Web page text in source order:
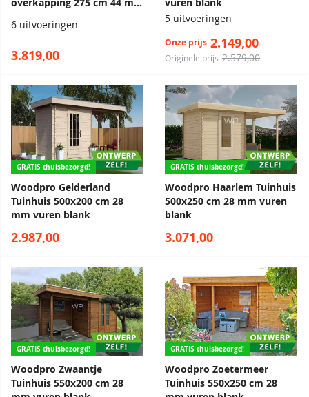
overkapping 275 cm 44 mm
6 uitvoeringen
3.819,00
vuren blank
5 uitvoeringen
Originele prijs 2.579,00
Onze prijs 2.149,00
GRATIS thuisbezorgd!
Woodpro Gelderland
Tuinhuis 500x200 cm 28
mm vuren blank
2.987,00
GRATIS thuisbezorgd!
Woodpro Haarlem Tuinhuis
500x250 cm 28 mm vuren
blank
3.071,00
GRATIS thuisbezorgd!
Woodpro Zwaantje
Tuinhuis 550x200 cm 28
GRATIS thuisbezorgd!
Woodpro Zoetermeer
Tuinhuis 550x250 cm 28